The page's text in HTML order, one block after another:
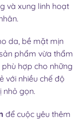
và xung linh hoạt
da, bề mặt mịn
phẩm vừa thẩm
hợp cho những
với nhiều chế độ
nhỏ gọn.
để cuộc yêu thêm